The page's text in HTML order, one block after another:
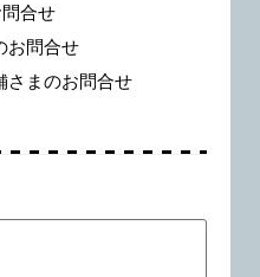
合せ
お問合せ
さまのお問合せ